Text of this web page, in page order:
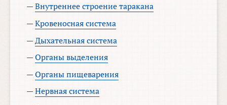
—Внутреннее строение таракана
—Кровеносная система
—Дыхательная система
—Органы выделения
—Органы пищеварения
—Нервная система